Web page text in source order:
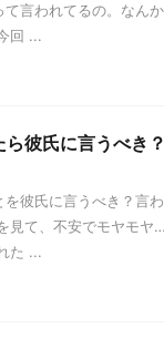
言われてるの。なん
回 ...
彼氏に言うべき
彼氏に言うべき？言
見て、不安でモヤモヤ
た ...